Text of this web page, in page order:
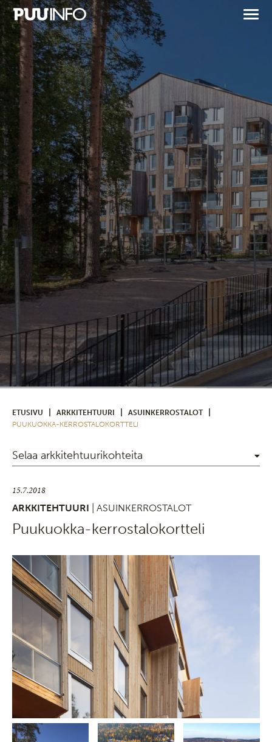
ETUSIVU ARKKITEHTUURI ASUINKERROSTALOT
PUUKUOKKA-KERROSTALOKORTTELI
Selaa arkkitehtuurikohteita
15.7.2018
ARKKITEHTUURI
| ASUINKERROSTALOT
Puukuokka-kerrostalokortteli